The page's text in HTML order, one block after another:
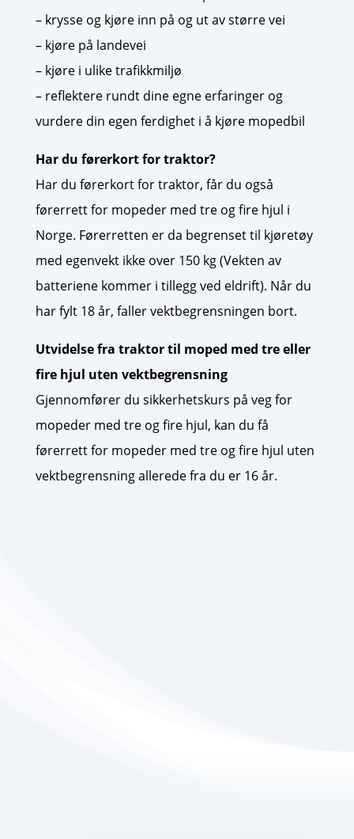
– krysse og kjøre inn på og ut av større vei
– kjøre på landevei
– kjøre i ulike trafikkmiljø
– reflektere rundt dine egne erfaringer og
vurdere din egen ferdighet i å kjøre mopedbil
Har du førerkort for traktor?
Har du førerkort for traktor, får du også
førerrett for mopeder med tre og fire hjul i
Norge. Førerretten er da begrenset til kjøretøy
med egenvekt ikke over 150 kg (Vekten av
batteriene kommer i tillegg ved eldrift). Når du
har fylt 18 år, faller vektbegrensningen bort.
Utvidelse fra traktor til moped med tre eller
fire hjul uten vektbegrensning
Gjennomfører du sikkerhetskurs på veg for
mopeder med tre og fire hjul, kan du få
førerrett for mopeder med tre og fire hjul uten
vektbegrensning allerede fra du er 16 år.